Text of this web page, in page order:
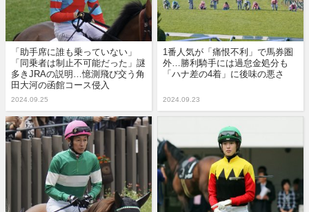
「助手席に誰も乗っていない」
「同乗者は制止不可能だった」謎
多きJRAの説明…憶測飛び交う角
田大河の函館コース侵入
2024.09.25
1番人気が「痛恨不利」で馬券圏
外…勝利騎手には過怠金処分も
「ハナ差の4着」に後味の悪さ
2024.09.23